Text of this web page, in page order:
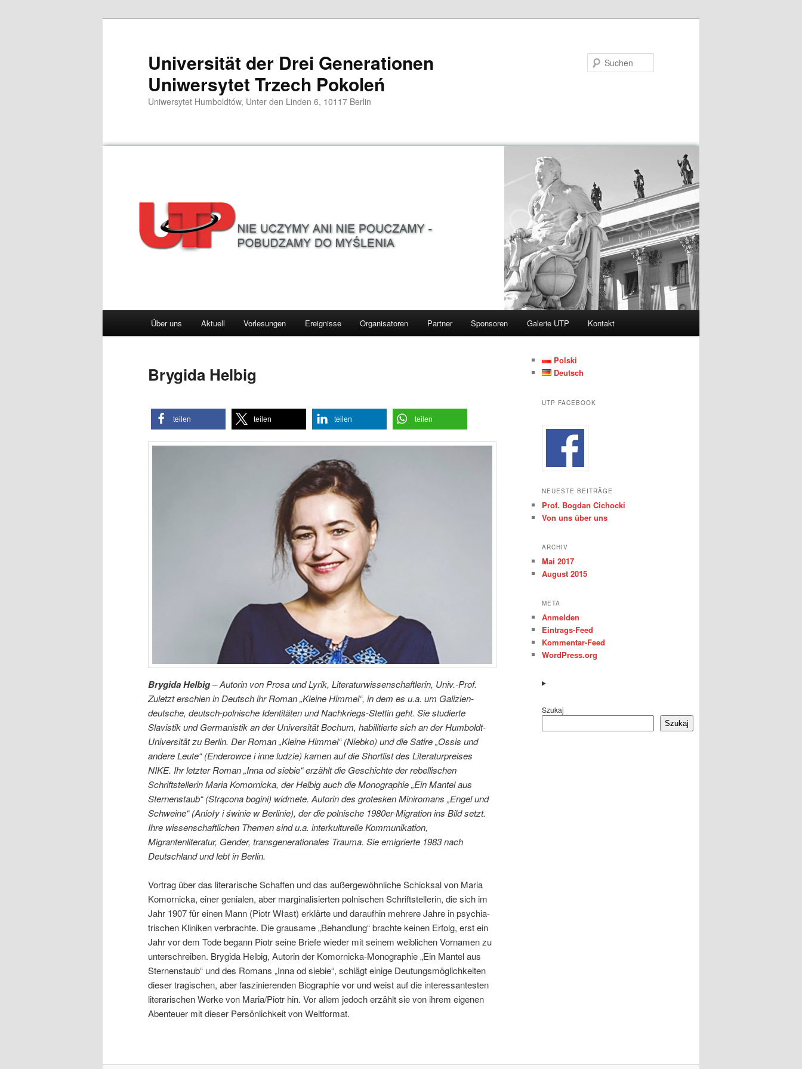
Universität der Drei Generationen
Uniwersytet Trzech Pokoleń
Uniwersytet Humboldtów, Unter den Linden 6, 10117 Berlin
Über uns Aktuell Vorlesungen Ereignisse Organisatoren Partner Sponsoren Galerie UTP Kontakt
Brygida Helbig
teilen teilen teilen teilen
Brygida Helbig– Autorin von Prosa und Lyrik, Literaturwissenschaftlerin, Univ.-Prof.
Zuletzt erschien in Deutsch ihr Roman „Kleine Himmel“, in dem es u.a. um Galizien-
deutsche, deutsch-polnische Identitäten und Nachkriegs-Stettin geht. Sie studierte
Slavistik und Germanistik an der Universität Bochum, habilitierte sich an der Humboldt-
Universität zu Berlin. Der Roman „Kleine Himmel“ (Niebko) und die Satire „Ossis und
andere Leute“ (Enderowce i inne ludzie) kamen auf die Shortlist des Literaturpreises
NIKE. Ihr letzter Roman „Inna od siebie“ erzählt die Geschichte der rebellischen
Schriftstellerin Maria Komornicka, der Helbig auch die Monographie „Ein Mantel aus
Sternenstaub“ (Strącona bogini) widmete. Autorin des grotesken Miniromans „Engel und
Schweine“ (Anioły i świnie w Berlinie), der die polnische 1980er-Migration ins Bild setzt.
Ihre wissenschaftlichen Themen sind u.a. interkulturelle Kommunikation,
Migrantenliteratur, Gender, transgenerationales Trauma. Sie emigrierte 1983 nach
Deutschland und lebt in Berlin.
Vortrag über das literarische Schaffen und das außergewöhnliche Schicksal von Maria
Komornicka, einer genialen, aber marginalisierten polnischen Schriftstellerin, die sich im
Jahr 1907 für einen Mann (Piotr Włast) erklärte und daraufhin mehrere Jahre in psychia-
trischen Kliniken verbrachte. Die grausame „Behandlung“ brachte keinen Erfolg, erst ein
Jahr vor dem Tode begann Piotr seine Briefe wieder mit seinem weiblichen Vornamen zu
unterschreiben. Brygida Helbig, Autorin der Komornicka-Monographie „Ein Mantel aus
Sternenstaub“ und des Romans „Inna od siebie“, schlägt einige Deutungsmöglichkeiten
dieser tragischen, aber faszinierenden Biographie vor und weist auf die interessantesten
literarischen Werke von Maria/Piotr hin. Vor allem jedoch erzählt sie von ihrem eigenen
Abenteuer mit dieser Persönlichkeit von Weltformat.
Polski
Deutsch
UTP FACEBOOK
NEUESTE BEITRÄGE
Prof. Bogdan Cichocki
Von uns über uns
ARCHIV
Mai 2017
August 2015
META
Anmelden
Eintrags-Feed
Kommentar-Feed
WordPress.org
Szukaj
Szukaj